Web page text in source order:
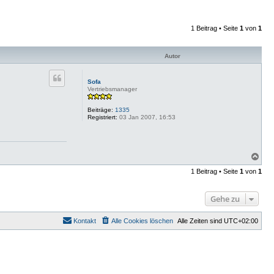
1 Beitrag • Seite 1 von 1
Autor
Sofa
Vertriebsmanager
Beiträge: 1335
Registriert: 03 Jan 2007, 16:53
a
c
1 Beitrag • Seite 1 von 1
Gehe zu
Alle Zeiten sind UTC+02:00
Alle Cookies löschen
Kontakt